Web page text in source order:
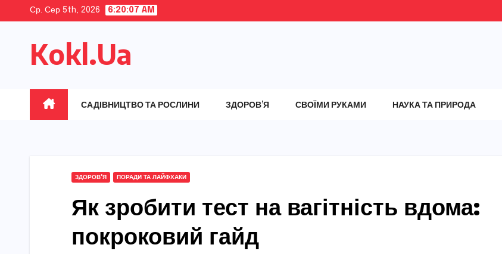
content
Ср. Сер 5th, 2026 6:20:08 AM
Kokl.Ua
САДІВНИЦТВО ТА РОСЛИНИ ЗДОРОВ’Я СВОЇМИ РУКАМИ НАУКА ТА ПРИРОДА
ЗДОРОВ'Я ПОРАДИ ТА ЛАЙФХАКИ
Як зробити тест на вагітність вдома:
покроковий гайд